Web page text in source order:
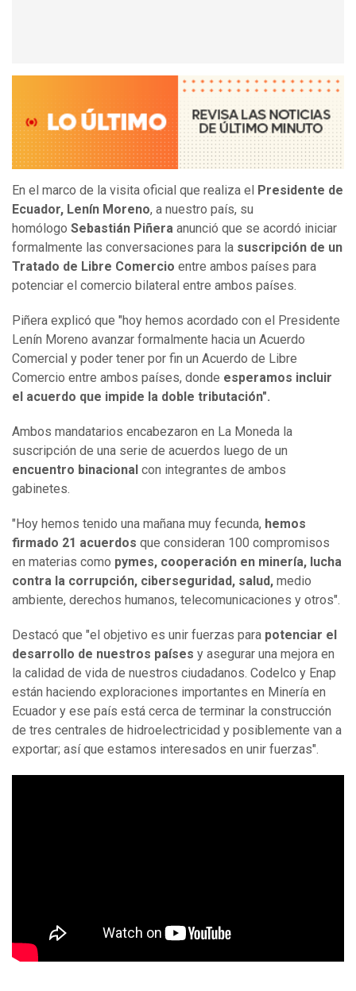
En el marco de la visita oficial que realiza el
Presidente de
Ecuador, Lenín Moreno, a nuestro país, su
homólogo Sebastián Piñera anunció que se acordó iniciar
formalmente las conversaciones para la suscripción de un
Tratado de Libre Comercio entre ambos países para
potenciar el comercio bilateral entre ambos países.
Piñera explicó que "hoy hemos acordado con el Presidente
Lenín Moreno avanzar formalmente hacia un Acuerdo
Comercial y poder tener por fin un Acuerdo de Libre
Comercio entre ambos países, donde esperamos incluir
el acuerdo que impide la doble tributación".
Ambos mandatarios encabezaron en La Moneda la
suscripción de una serie de acuerdos luego de un
encuentro binacional con integrantes de ambos
gabinetes.
"Hoy hemos tenido una mañana muy fecunda, hemos
firmado 21 acuerdos que consideran 100 compromisos
en materias como pymes, cooperación en minería, lucha
contra la corrupción, ciberseguridad, salud, medio
ambiente, derechos humanos, telecomunicaciones y otros".
Destacó que "el objetivo es unir fuerzas para potenciar el
desarrollo de nuestros países y asegurar una mejora en
la calidad de vida de nuestros ciudadanos. Codelco y Enap
están haciendo exploraciones importantes en Minería en
Ecuador y ese país está cerca de terminar la construcción
de tres centrales de hidroelectricidad y posiblemente van a
exportar; así que estamos interesados en unir fuerzas".